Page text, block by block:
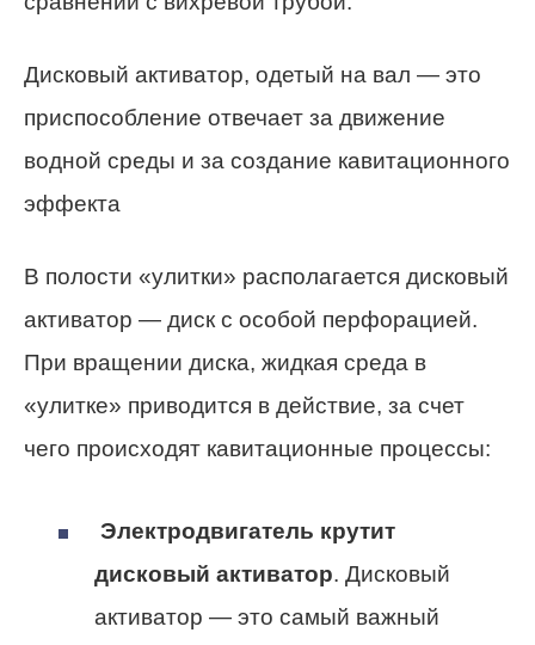
Дисковый активатор, одетый на вал — это
приспособление отвечает за движение
водной среды и за создание кавитационного
эффекта
В полости «улитки» располагается дисковый
активатор — диск с особой перфорацией.
При вращении диска, жидкая среда в
«улитке» приводится в действие, за счет
чего происходят кавитационные процессы:
Электродвигатель крутит
дисковый активатор. Дисковый
активатор — это самый важный